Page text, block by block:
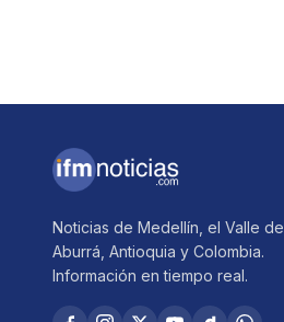
Noticias de Medellín, el Valle de
Aburrá, Antioquia y Colombia.
Información en tiempo real.